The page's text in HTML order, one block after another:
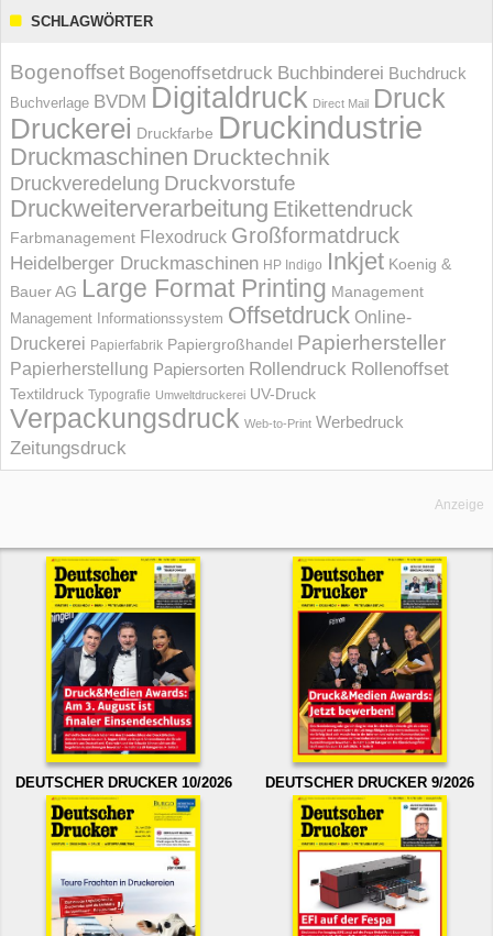
SCHLAGWÖRTER
Bogenoffset Bogenoffsetdruck Buchbinderei Buchdruck
Buchverlage BVDM Digitaldruck Direct Mail Druck
Druckerei Druckfarbe Druckindustrie
Druckmaschinen Drucktechnik
Druckveredelung Druckvorstufe
Druckweiterverarbeitung Etikettendruck
Farbmanagement Flexodruck Großformatdruck
Heidelberger Druckmaschinen HP Indigo Inkjet Koenig &
Bauer AG Large Format Printing Management
Management Informations­system Offsetdruck Online-
Druckerei Papierfabrik Papiergroßhandel Papierhersteller
Papierherstellung Papiersorten Rollendruck Rollenoffset
Textildruck Typografie Umweltdruckerei UV-Druck
Verpackungsdruck Web-to-Print Werbedruck
Zeitungsdruck
Anzeige
DEUTSCHER DRUCKER 10/2026 DEUTSCHER DRUCKER 9/2026